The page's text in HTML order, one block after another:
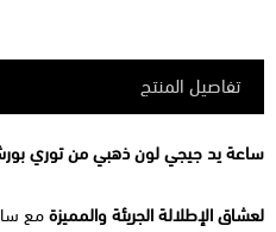
تفاصيل المنتج
ساعة يد جيجي لون ذهبي من توري
لعشاق الإطلالة الجريئة والمميزةمع